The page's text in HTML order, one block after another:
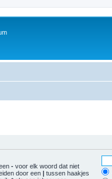
- voor elk woord dat niet
door een | tussen haakjes